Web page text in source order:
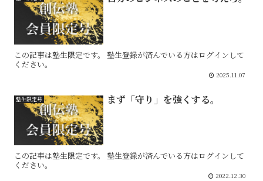
この記事は塾生限定です。 塾生登録が済んでいる方はログインして
ください。
2025.11.07
塾生限定号 まず「守り」を強くする。
この記事は塾生限定です。 塾生登録が済んでいる方はログインして
ください。
2022.12.30